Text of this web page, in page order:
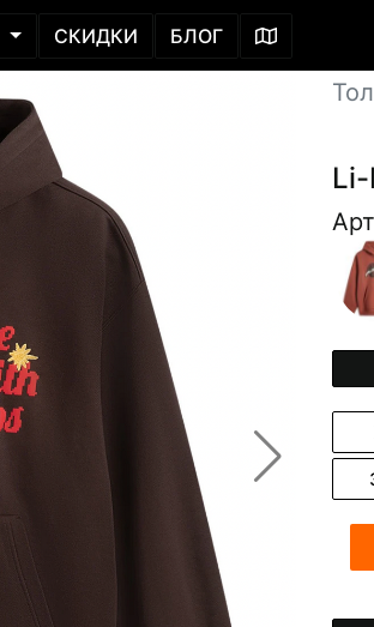
СКИДКИ БЛОГ